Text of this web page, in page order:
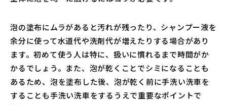
泡の塗布にムラがあると汚れが残ったり、シャンプー液を
余分に使って水道代や洗剤代が増えたりする場合があり
ます。初めて使う人は特に、扱いに慣れるまで時間がか
かるでしょう。また、泡が乾くことでシミになることも
あるため、泡を塗布した後、泡が乾く前に手洗い洗車を
することも手洗い洗車をするうえで重要なポイントで